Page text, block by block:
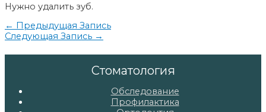
Нужно удалить зуб.
Навигация
по
← Предыдущая Запись
Следующая Запись →
Стоматология
Обследование
Профилактика